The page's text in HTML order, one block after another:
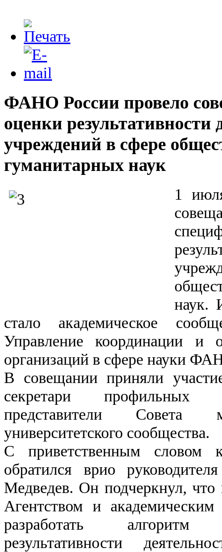
ФАНО России провело
оценки результативности
учреждений в сфере
гуманитарных наук
1
наук.
стало академическое
Управление координации и
организаций в сфере науки
В совещании приняли
секретари профильных
представители
университетского сообщества.
С приветственным словом
обратился врио
Медведев. Он подчеркнул, что
Агентством и
разработать
результативности